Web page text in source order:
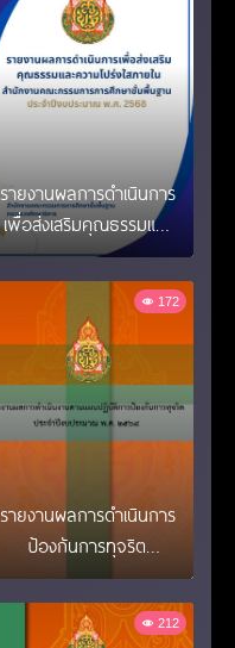
รายงานผลการดำเนินการ
เพื่อส่งเสริมคุณธรรมและ
ความโปร่งใสภายในหน่วย
งาน
172
รายงานผลการดำเนินการ
ป้องกันการทุจริต
ปีงบประมาณ พ.ศ.2568
212